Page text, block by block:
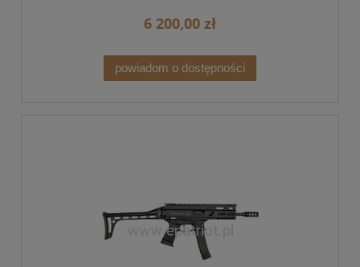
6 200,00 zł
powiadom o dostępności